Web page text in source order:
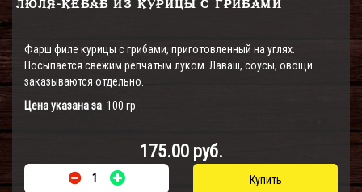
ЛЮЛЯ-КЕБАБ ИЗ КУРИЦЫ С ГРИБАМИ
Фарш филе курицы с грибами, приготовленный на углях.
Посыпается свежим репчатым луком. Лаваш, соусы, овощи
заказываются отдельно.
Цена указана за: 100 гр.
175.00 руб.
Купить